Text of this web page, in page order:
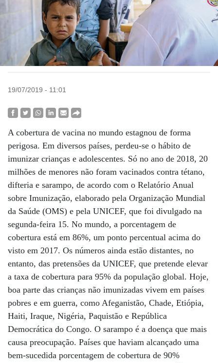
19/07/2019 - 11:01
A cobertura de vacina no mundo estagnou de forma
perigosa. Em diversos países, perdeu-se o hábito de
imunizar crianças e adolescentes. Só no ano de 2018, 20
milhões de menores não foram vacinados contra tétano,
difteria e sarampo, de acordo com o Relatório Anual
sobre Imunização, elaborado pela Organização Mundial
da Saúde (OMS) e pela UNICEF, que foi divulgado na
segunda-feira 15. No mundo, a porcentagem de
cobertura está em 86%, um ponto percentual acima do
visto em 2017. Os números ainda estão distantes, no
entanto, das pretensões da UNICEF, que pretende elevar
a taxa de cobertura para 95% da população global. Hoje,
boa parte das crianças não imunizadas vivem em países
pobres e em guerra, como Afeganistão, Chade, Etiópia,
Haiti, Iraque, Nigéria, Paquistão e República
Democrática do Congo. O sarampo é a doença que mais
causa preocupação. Países que haviam alcançado uma
bem-sucedida porcentagem de cobertura de 90%